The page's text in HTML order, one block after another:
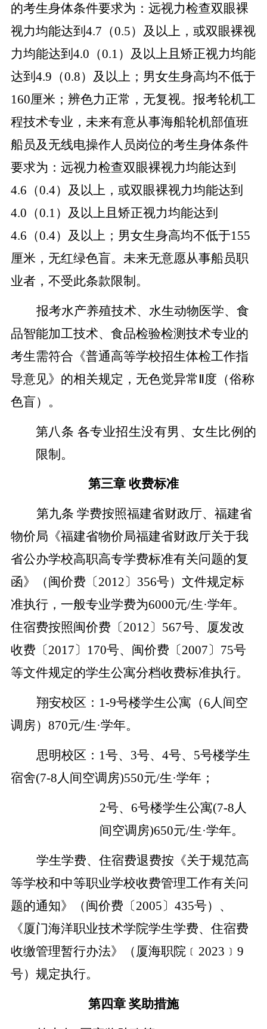
的考生身体条件要求为：远视力检查双眼裸
视力均能达到 4.7 （0.5）及以上，或双眼裸视
力均能达到 4.0 （0.1 ）及以上且矫正视力均能
达到 4.9 （0.8）及以上；男女生身高均不低于
160厘米；辨色力正常，无复视。报考轮机工
程技术专业，未来有意从事海船轮机部值班
船员及无线电操作人员岗位的考生身体条件
要求为：远视力检查双眼裸视力均能达到
4.6 （0.4）及以上，或双眼裸视力均能达到
4.0 （0.1 ）及以上且矫正视力均能达到
4.6 （0.4）及以上；男女生身高均不低于155
厘米，无红绿色盲。未来无意愿从事船员职
业者，不受此条款限制。
报考水产养殖技术、水生动物医学、食
品智能加工技术、食品检验检测技术专业的
考生需符合《普通高等学校招生体检工作指
导意见》的相关规定，无色觉异常 Ⅱ度（俗称
色盲）。
第八条 各专业招生没有男、女生比例的
限制。
第三章 收费标准
第九条 学费按照福建省财政厅、福建省
物价局《福建省物价局福建省财政厅关于我
省公办学校高职高专学费标准有关问题的复
函》（闽价费〔 2012 〕 356号）文件规定标
准执行，一般专业学费为6000元/生·学年。
住宿费按照闽价费〔 2012 〕 567号、厦发改
收费〔 2017 〕 170号、闽价费〔 2007 〕 75号
等文件规定的学生公寓分档收费标准执行。
翔安校区： 1-9号楼学生公寓（6人间空
调房） 870元/生·学年。
思明校区： 1号、 3号、 4号、 5号楼学生
宿舍(7-8人间空调房)550元/生·学年；
2号、 6号楼学生公寓(7-8人
间空调房)650元/生·学年。
学生学费、住宿费退费按《关于规范高
等学校和中等职业学校收费管理工作有关问
题的通知》（闽价费〔2005〕 435号）、
《厦门海洋职业技术学院学生学费、住宿费
收缴管理暂行办法》（厦海职院﹝ 2023 ﹞ 9
号）规定执行。
第四章 奖助措施